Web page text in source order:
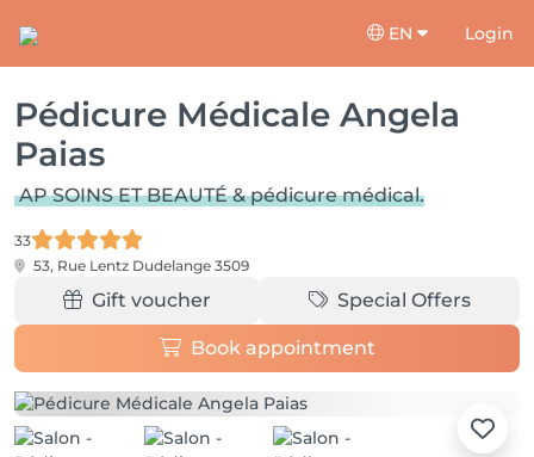
EN Login
Pédicure Médicale Angela
Paias
AP SOINS ET BEAUTÉ & pédicure médical.
33
53, Rue Lentz Dudelange 3509
Gift voucher Special Offers
Book appointment